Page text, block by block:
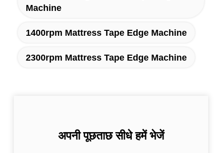
Machine
1400rpm Mattress Tape Edge Machine
2300rpm Mattress Tape Edge Machine
अपनी पूछताछ सीधे हमें भेजें